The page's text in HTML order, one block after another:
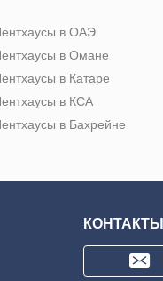
в ОАЭ
в Омане
в Катаре
в КСА
в Бахрейне
КОНТАКТЫ